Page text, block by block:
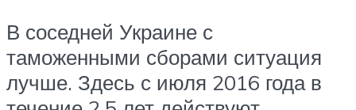
В соседней Украине с
таможенными сборами ситуация
лучше. Здесь с июля 2016 года в